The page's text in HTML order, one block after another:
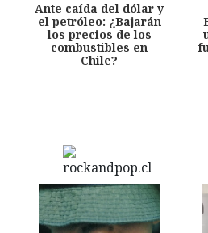
Ante caída del dólar y
el petróleo: ¿Bajarán
los precios de los
combustibles en
Chile?